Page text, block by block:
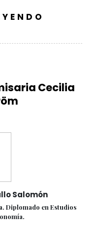
Cecilia
Salomón
Diplomado en Estudios